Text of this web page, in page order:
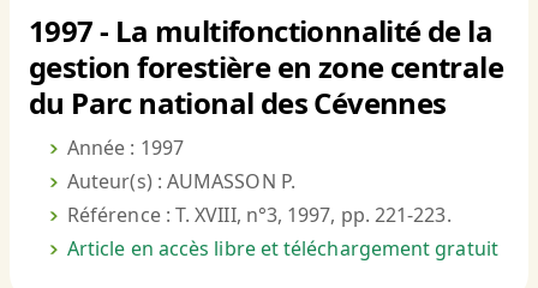
1997 - La multifonctionnalité de la
gestion forestière en zone centrale
du Parc national des Cévennes
Année : 1997
Auteur(s) : AUMASSON P.
Référence : T. XVIII, n°3, 1997, pp. 221-223.
Article en accès libre et téléchargement gratuit